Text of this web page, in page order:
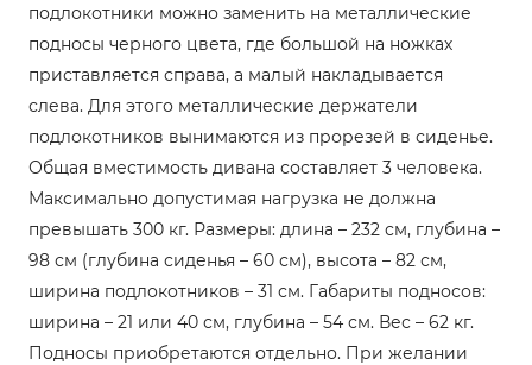
подлокотники можно заменить на металлические
подносы черного цвета, где большой на ножках
приставляется справа, а малый накладывается
слева. Для этого металлические держатели
подлокотников вынимаются из прорезей в сиденье.
Общая вместимость дивана составляет 3 человека.
Максимально допустимая нагрузка не должна
превышать 300 кг. Размеры: длина – 232 см, глубина –
98 см (глубина сиденья – 60 см), высота – 82 см,
ширина подлокотников – 31 см. Габариты подносов:
ширина – 21 или 40 см, глубина – 54 см. Вес – 62 кг.
Подносы приобретаются отдельно. При желании